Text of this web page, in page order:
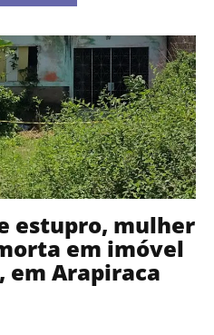
estupro, mulher
em imóvel
em Arapiraca